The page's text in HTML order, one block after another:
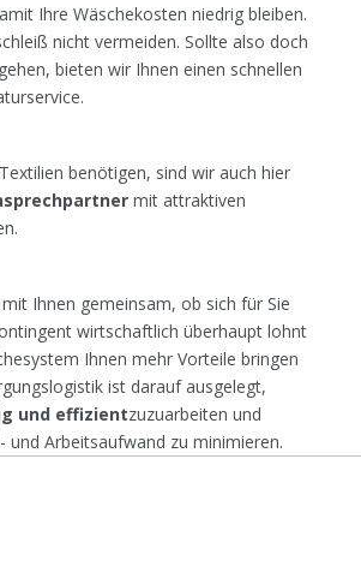
Ihre Wäschekosten niedrig bleiben.
nicht vermeiden. Sollte also doch
bieten wir Ihnen einen schnellen
benötigen, sind wir auch hier
mit attraktiven
Ihnen gemeinsam, ob sich für Sie
wirtschaftlich überhaupt lohnt
Ihnen mehr Vorteile bringen
ist darauf ausgelegt,
und effizientzuzuarbeiten und
und Arbeitsaufwand zu minimieren.